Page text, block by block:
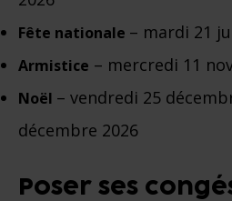
Fête nationale – mardi 21
Armistice – mercredi 11
Noël – vendredi 25
décembre 2026
Poser ses